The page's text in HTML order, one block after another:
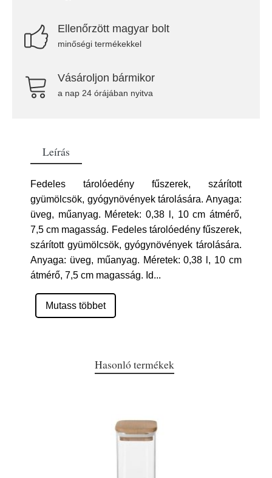
Ellenőrzött magyar bolt
minőségi termékekkel
Vásároljon bármikor
a nap 24 órájában nyitva
Leírás
Fedeles tárolóedény fűszerek, szárított
gyümölcsök, gyógynövények tárolására. Anyaga:
üveg, műanyag. Méretek: 0,38 l, 10 cm átmérő,
7,5 cm magasság. Fedeles tárolóedény fűszerek,
szárított gyümölcsök, gyógynövények tárolására.
Anyaga: üveg, műanyag. Méretek: 0,38 l, 10 cm
átmérő, 7,5 cm magasság. Id...
Mutass többet
Hasonló termékek